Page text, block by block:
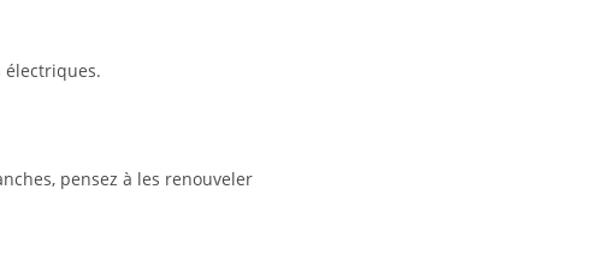
pensez à les renouveler